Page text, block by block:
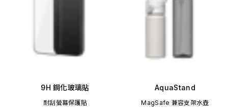
9H 鋼化玻璃貼
耐刮螢幕保護貼
AquaStand
MagSafe 兼容支架水壺